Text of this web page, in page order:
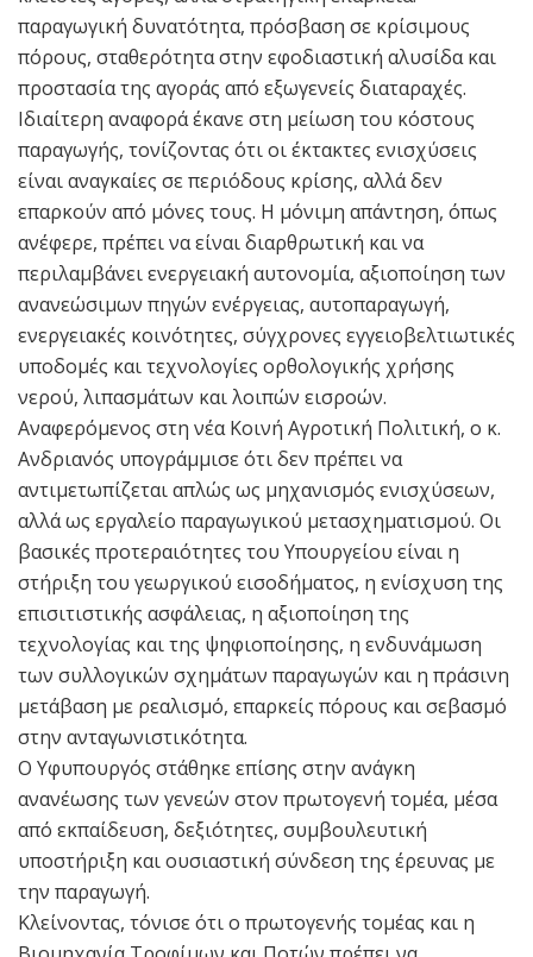
παραγωγική δυνατότητα, πρόσβαση σε κρίσιμους
πόρους, σταθερότητα στην εφοδιαστική αλυσίδα και
προστασία της αγοράς από εξωγενείς διαταραχές.
Ιδιαίτερη αναφορά έκανε στη μείωση του κόστους
παραγωγής, τονίζοντας ότι οι έκτακτες ενισχύσεις
είναι αναγκαίες σε περιόδους κρίσης, αλλά δεν
επαρκούν από μόνες τους. Η μόνιμη απάντηση, όπως
ανέφερε, πρέπει να είναι διαρθρωτική και να
περιλαμβάνει ενεργειακή αυτονομία, αξιοποίηση των
ανανεώσιμων πηγών ενέργειας, αυτοπαραγωγή,
ενεργειακές κοινότητες, σύγχρονες εγγειοβελτιωτικές
υποδομές και τεχνολογίες ορθολογικής χρήσης
νερού, λιπασμάτων και λοιπών εισροών.
Αναφερόμενος στη νέα Κοινή Αγροτική Πολιτική, ο κ.
Ανδριανός υπογράμμισε ότι δεν πρέπει να
αντιμετωπίζεται απλώς ως μηχανισμός ενισχύσεων,
αλλά ως εργαλείο παραγωγικού μετασχηματισμού. Οι
βασικές προτεραιότητες του Υπουργείου είναι η
στήριξη του γεωργικού εισοδήματος, η ενίσχυση της
επισιτιστικής ασφάλειας, η αξιοποίηση της
τεχνολογίας και της ψηφιοποίησης, η ενδυνάμωση
των συλλογικών σχημάτων παραγωγών και η πράσινη
μετάβαση με ρεαλισμό, επαρκείς πόρους και σεβασμό
στην ανταγωνιστικότητα.
Ο Υφυπουργός στάθηκε επίσης στην ανάγκη
ανανέωσης των γενεών στον πρωτογενή τομέα, μέσα
από εκπαίδευση, δεξιότητες, συμβουλευτική
υποστήριξη και ουσιαστική σύνδεση της έρευνας με
την παραγωγή.
Κλείνοντας, τόνισε ότι ο πρωτογενής τομέας και η